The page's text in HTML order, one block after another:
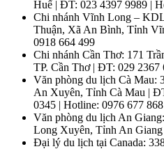
Huế | ĐT: 023 4397 9989 |
Chi nhánh Vĩnh Long –
Thuận, Xã An Bình, Tỉnh
0918 664 499
Chi nhánh Cần Thơ: 171
TP. Cần Thơ | ĐT: 029
Văn phòng du lịch Cà Mau:
An Xuyên, Tỉnh Cà Mau |
0345 | Hotline: 0976 677 868
Văn phòng du lịch An
Long Xuyên, Tỉnh An
Đại lý du lịch tại Canada: